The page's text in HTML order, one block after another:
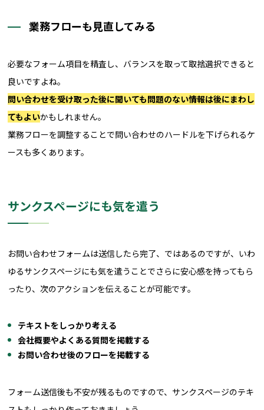
業務フローも見直してみる
必要なフォーム項目を精査し、バランスを取って取捨選択できると
良いですよね。
問い合わせを受け取った後に聞いても問題のない情報は後にまわし
てもよいかもしれません。
業務フローを調整することで問い合わせのハードルを下げられるケ
ースも多くあります。
サンクスページにも気を遣う
お問い合わせフォームは送信したら完了、ではあるのですが、いわ
ゆるサンクスページにも気を遣うことでさらに安心感を持ってもら
ったり、次のアクションを伝えることが可能です。
テキストをしっかり考える
会社概要やよくある質問を掲載する
お問い合わせ後のフローを掲載する
フォーム送信後も不安が残るものですので、サンクスページのテキ